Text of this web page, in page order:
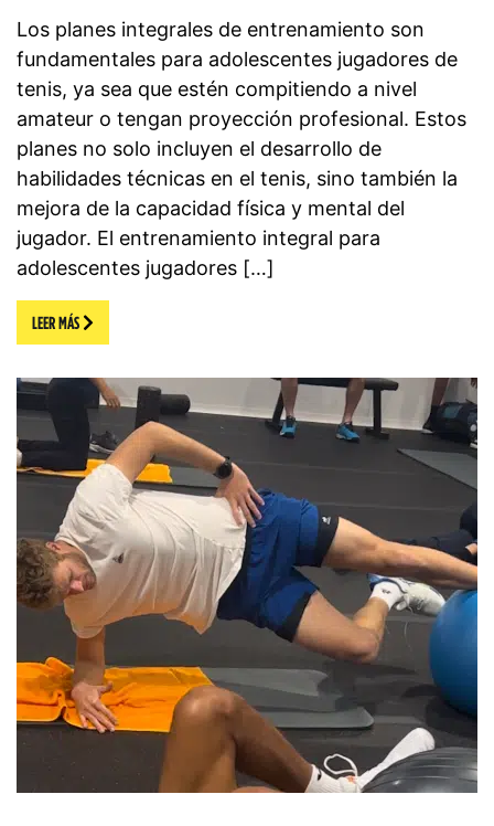
Los planes integrales de entrenamiento son
fundamentales para adolescentes jugadores de
tenis, ya sea que estén compitiendo a nivel
amateur o tengan proyección profesional. Estos
planes no solo incluyen el desarrollo de
habilidades técnicas en el tenis, sino también la
mejora de la capacidad física y mental del
jugador. El entrenamiento integral para
adolescentes jugadores […]
LEER MÁS